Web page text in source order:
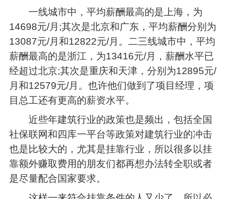
一线城市中，平均薪酬最高的是上海，为
14698元/月;其次是北京和广东，平均薪酬分别为
13087元/月和12822元/月。二三线城市中，平均
薪酬最高的是浙江，为13416元/月，薪酬水平已
经超过北京;其次是重庆和天津，分别为12895元/
月和12579元/月。也许他们做到了项目经理，项
目总工还有更高的薪资水平。
近些年建筑行业的政策也是频出，包括全国
社保联网和四库一平台等政策对建筑行业的冲击
也是比较大的，尤其是挂靠行业，所以很多以挂
靠额外赚取费用的朋友们都再想办法转全职或者
是尽量配合国家要求。